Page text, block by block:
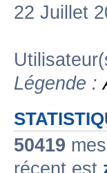
22 Juillet
Légende :
50419
récent est